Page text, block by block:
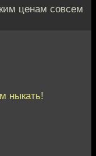
ценам совсем
ныкать!